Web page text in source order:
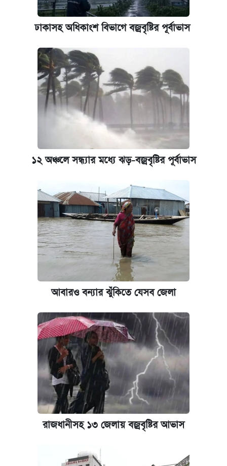
ঢাকাসহ অধিকাংশ বিভাগে বজ্রবৃষ্টির পূর্বাভাস
১২ অঞ্চলে সন্ধ্যার মধ্যে ঝড়-বজ্রবৃষ্টির পূর্বাভাস
আবারও বন্যার ঝুঁকিতে যেসব জেলা
রাজধানীসহ ১৩ জেলায় বজ্রবৃষ্টির আভাস